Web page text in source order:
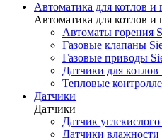
Автоматика для котлов и
Автоматика для котлов и
Автоматы горения
Газовые клапаны
Газовые приводы
Датчики для котлов
Тепловые
Датчики
Датчики
Датчик углекислого
Датчики влажности